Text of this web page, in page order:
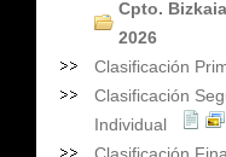
Cpto.
2026
Clasificación
Clasificación
Individual